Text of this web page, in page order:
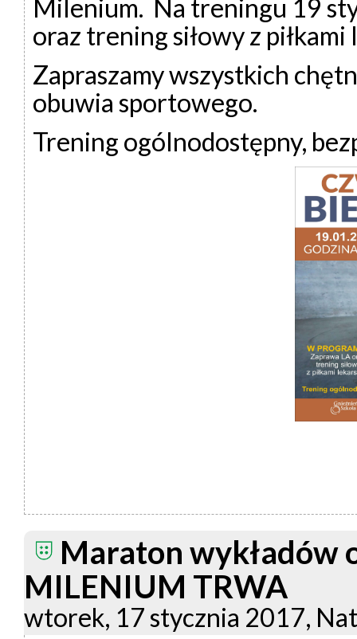
Milenium. Na treningu 19
oraz trening siłowy z piłkami
Zapraszamy wszystkich
obuwia sportowego.
Trening ogólnodostępny,
Maraton wykładów
MILENIUM TRWA
wtorek, 17 stycznia 2017,